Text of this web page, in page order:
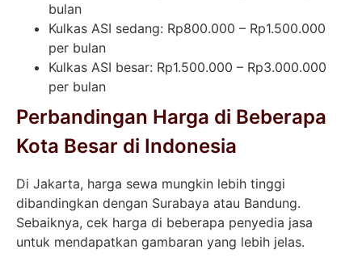
bulan
Kulkas ASI sedang: Rp800.000 – Rp1.500.000
per bulan
Kulkas ASI besar: Rp1.500.000 – Rp3.000.000
per bulan
Perbandingan Harga di Beberapa
Kota Besar di Indonesia
Di Jakarta, harga sewa mungkin lebih tinggi
dibandingkan dengan Surabaya atau Bandung.
Sebaiknya, cek harga di beberapa penyedia jasa
untuk mendapatkan gambaran yang lebih jelas.